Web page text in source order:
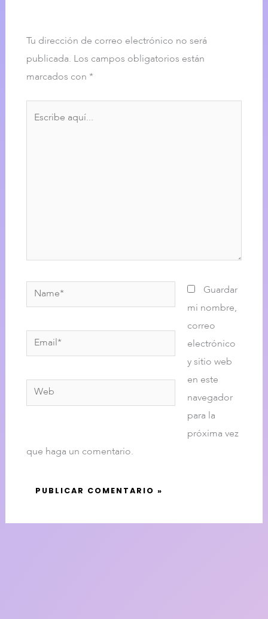
Tu dirección de correo electrónico no será
publicada. Los campos obligatorios están
marcados con *
Name*
Email*
Web
Guardar
mi nombre,
correo
electrónico
y sitio web
en este
navegador
para la
próxima vez
que haga un comentario.